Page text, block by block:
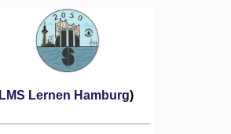
LMS Lernen Hamburg)